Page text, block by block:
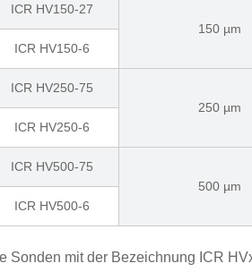
ICR HV150-27
150 µm
ICR HV150-6
ICR HV250-75
250 µm
ICR HV250-6
ICR HV500-75
500 µm
ICR HV500-6
Sonden mit der Bezeichnung ICR